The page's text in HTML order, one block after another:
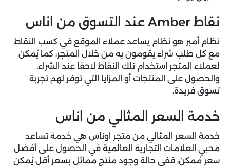
نقاط Amber عند التسوق من اناس
نظام أمبر هو نظام يساعد عملاء الموقع في كسب النقاط
مع كل طلب شراء يقومون به من خلال المتجر، كما يُمكن
لعملاء المتجر استخدام تلك النقاط لاحقاً عند الشراء،
والحصول على المنتجات أو المزايا التي توفر لهم تجربة
تسوق فريدة.
خدمة السعر المثالي من اناس
خدمة السعر المثالي من متجر اوناس هي خدمة تساعد
محبي العلامات التجارية العالمية في الحصول على أفضل
سعر مُمكن، ففي حالة وجود منتج مماثل بسعر أقل يُمكن